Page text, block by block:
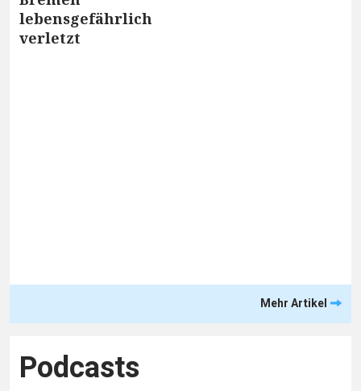
lebensgefährlich
verletzt
Mehr Artikel
Podcasts